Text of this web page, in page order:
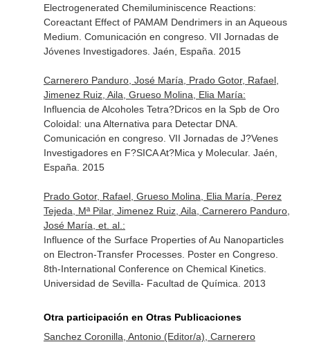
Electrogenerated Chemiluminiscence Reactions:
Coreactant Effect of PAMAM Dendrimers in an Aqueous
Medium. Comunicación en congreso. VII Jornadas de
Jóvenes Investigadores. Jaén, España. 2015
Carnerero Panduro, José María, Prado Gotor, Rafael,
Jimenez Ruiz, Aila, Grueso Molina, Elia María:
Influencia de Alcoholes Tetra?Dricos en la Spb de Oro
Coloidal: una Alternativa para Detectar DNA.
Comunicación en congreso. VII Jornadas de J?Venes
Investigadores en F?SICA At?Mica y Molecular. Jaén,
España. 2015
Prado Gotor, Rafael, Grueso Molina, Elia María, Perez
Tejeda, Mª Pilar, Jimenez Ruiz, Aila, Carnerero Panduro,
José María, et. al.:
Influence of the Surface Properties of Au Nanoparticles
on Electron-Transfer Processes. Poster en Congreso.
8th-International Conference on Chemical Kinetics.
Universidad de Sevilla- Facultad de Química. 2013
Otra participación en Otras Publicaciones
Sanchez Coronilla, Antonio (Editor/a), Carnerero